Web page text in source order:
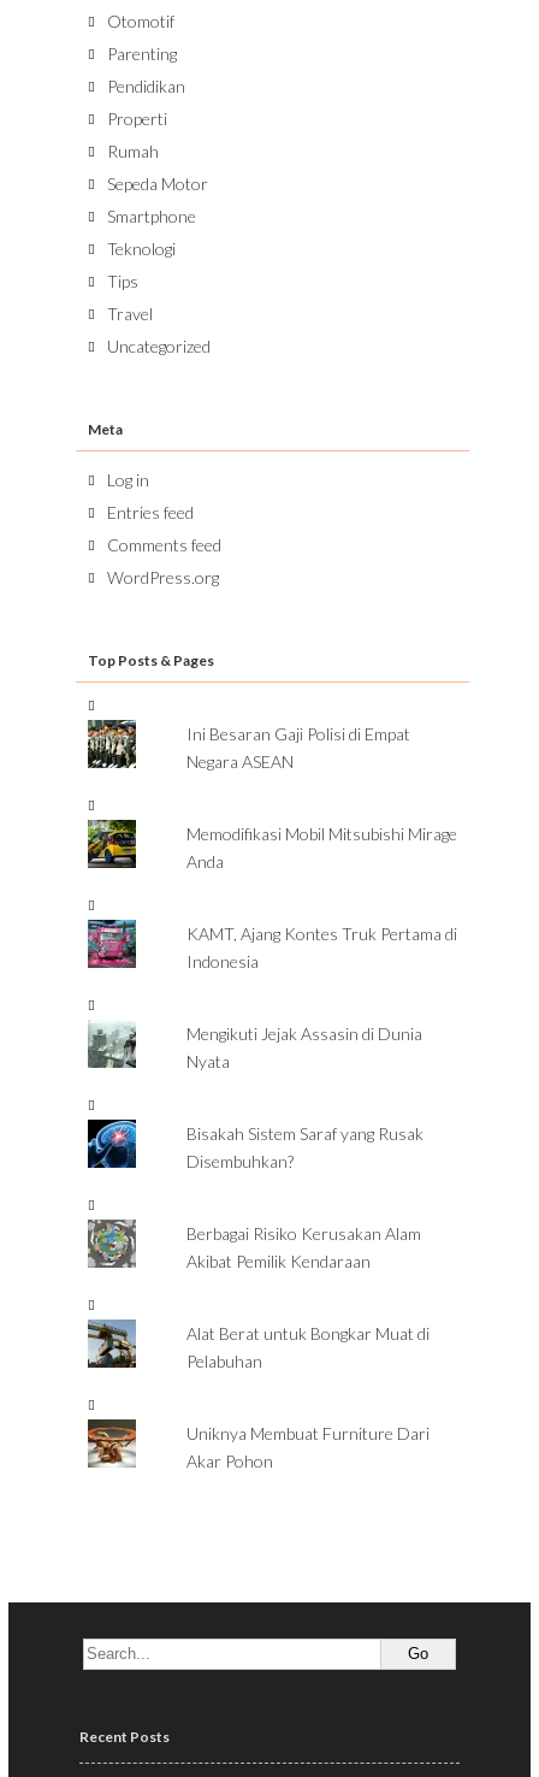
Otomotif
Parenting
Pendidikan
Properti
Rumah
Sepeda Motor
Smartphone
Teknologi
Tips
Travel
Uncategorized
Meta
Log in
Entries feed
Comments feed
WordPress.org
Top Posts & Pages
Ini Besaran Gaji Polisi di Empat
Negara ASEAN
Memodifikasi Mobil Mitsubishi Mirage
Anda
KAMT, Ajang Kontes Truk Pertama di
Indonesia
Mengikuti Jejak Assasin di Dunia
Nyata
Bisakah Sistem Saraf yang Rusak
Disembuhkan?
Berbagai Risiko Kerusakan Alam
Akibat Pemilik Kendaraan
Alat Berat untuk Bongkar Muat di
Pelabuhan
Uniknya Membuat Furniture Dari
Akar Pohon
Recent Posts